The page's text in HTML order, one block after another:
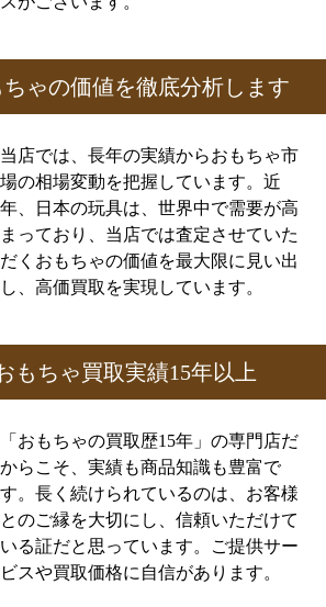
ちゃの価値を徹底分析します
当店では、長年の実績からおもちゃ市
場の相場変動を把握しています。近
年、日本の玩具は、世界中で需要が高
まっており、当店では査定させていた
だくおもちゃの価値を最大限に見い出
し、高価買取を実現しています。
もちゃ買取実績15年以上
「おもちゃの買取歴15年」の専門店だ
からこそ、実績も商品知識も豊富で
す。長く続けられているのは、お客様
とのご縁を大切にし、信頼いただけて
いる証だと思っています。ご提供サー
ビスや買取価格に自信があります。